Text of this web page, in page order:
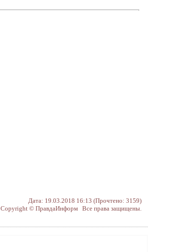
Дата: 19.03.2018 16:13 (Прочтено: 3159)
Copyright © ПравдаИнформ Все права защищены.